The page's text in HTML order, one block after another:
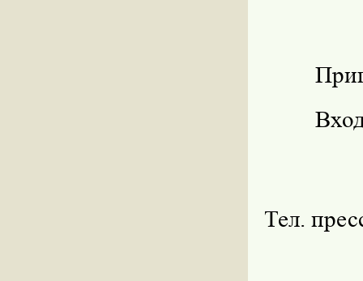
Вход
Тел.